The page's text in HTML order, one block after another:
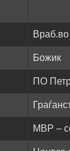
Божик
ПО
МВР –